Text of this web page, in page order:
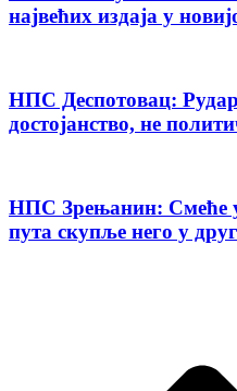
највећих издаја у
НПС Деспотовац:
достојанство, не
НПС Зрењанин: Смеће
пута скупље него у